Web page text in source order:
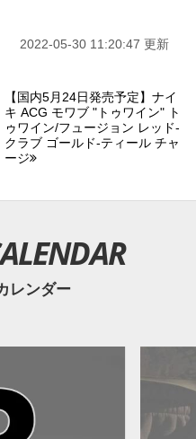
2022-05-30 11:20:47 更新
【国内5月24日発売予定】ナイ
キ ACG モワブ "トゥワイン" ト
ゥワイン/フュージョン レッド-
クラブ ゴールド-ティール チャ
ージ
レンダー